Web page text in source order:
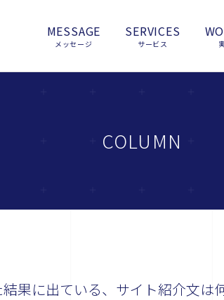
MESSAGE
メッセージ
SERVICES
サービス
COLUMN
果に出ている、サイト紹介文は